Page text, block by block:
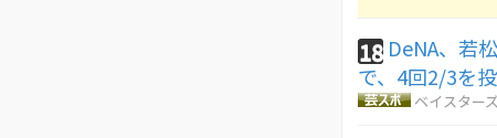
18 DeNA、若
で、4回2/3を
ベイスター